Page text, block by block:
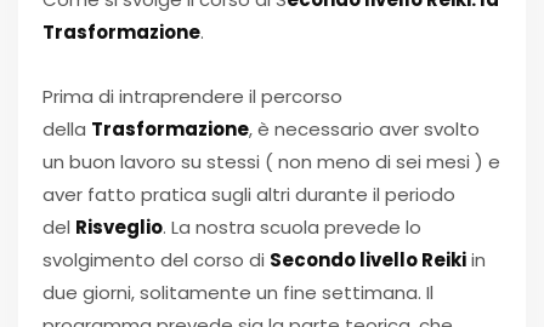
Trasformazione.
Prima di intraprendere il percorso
della Trasformazione, è necessario aver svolto
un buon lavoro su stessi ( non meno di sei mesi ) e
aver fatto pratica sugli altri durante il periodo
del Risveglio. La nostra scuola prevede lo
svolgimento del corso di Secondo livello Reikiin
due giorni, solitamente un fine settimana. Il